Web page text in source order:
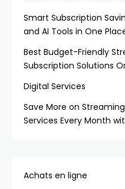
Smart Subscription
and AI Tools in One
Best Budget-Friendly
Subscription Solutions
Digital Services
Save More on
Services Every Month
Achats en ligne